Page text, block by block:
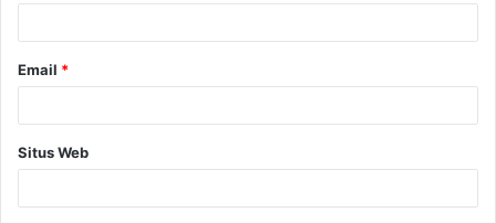
Email *
Situs Web